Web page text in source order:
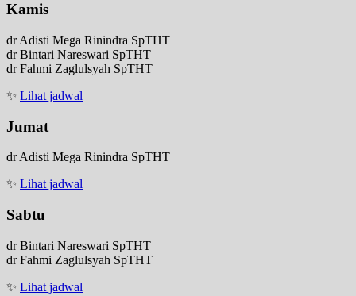
Kamis
dr Adisti Mega Rinindra SpTHT
dr Bintari Nareswari SpTHT
dr Fahmi Zaglulsyah SpTHT
✨ Lihat jadwal
Jumat
dr Adisti Mega Rinindra SpTHT
✨ Lihat jadwal
Sabtu
dr Bintari Nareswari SpTHT
dr Fahmi Zaglulsyah SpTHT
✨ Lihat jadwal